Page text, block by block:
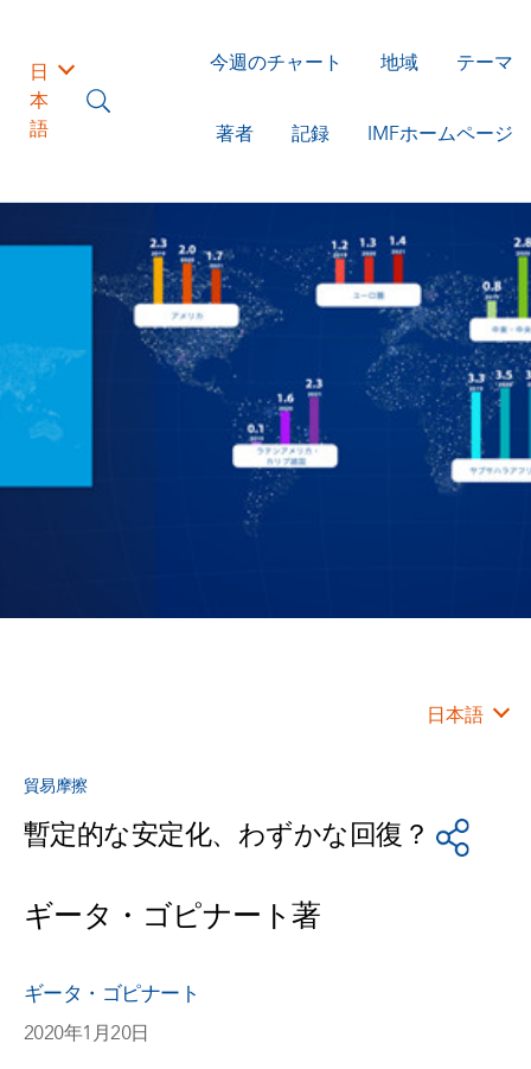
日
本
語
今週のチャート 地域 テーマ
著者 記録 IMFホームページ
日本語
貿易摩擦
暫定的な安定化、わずかな回復？
ギータ・ゴピナート著
ギータ・ゴピナート
2020年1月20日